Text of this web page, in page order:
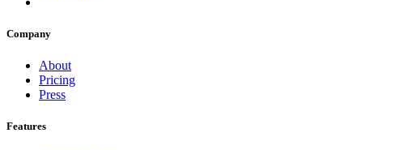
Company
About
Pricing
Press
Features